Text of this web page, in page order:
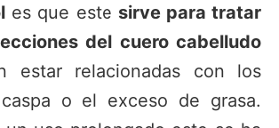
es que este sirve para tratar
del cuero cabelludo
estar relacionadas con los
o el exceso de grasa.